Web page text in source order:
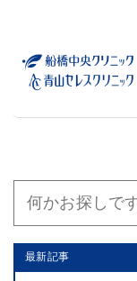
最新記事